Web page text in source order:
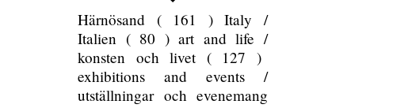
Härnösand ( 161 )Italy /
Italien ( 80 )art and life /
konsten och livet ( 127 )
exhibitions and events /
utställningar och evenemang